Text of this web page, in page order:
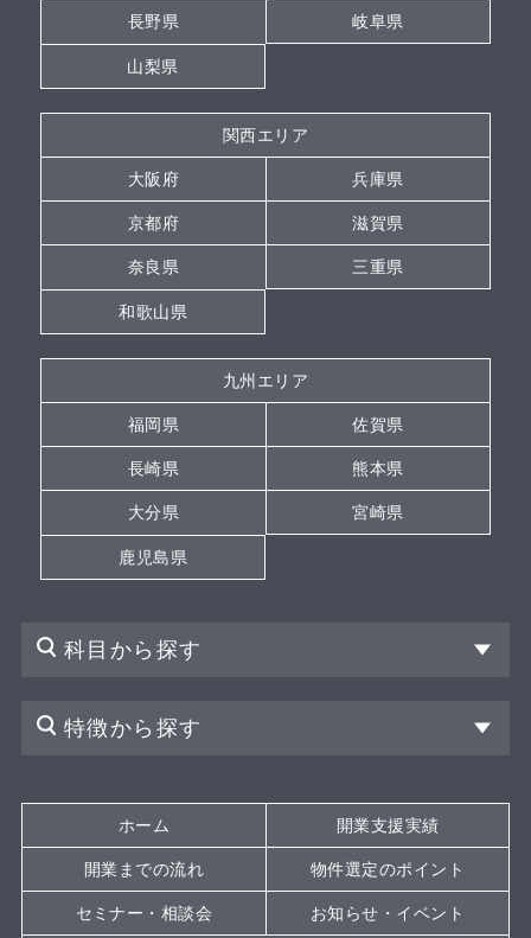
長野県 岐阜県
山梨県
関西エリア
大阪府 兵庫県
京都府 滋賀県
奈良県 三重県
和歌山県
九州エリア
福岡県 佐賀県
長崎県 熊本県
大分県 宮崎県
鹿児島県
科目から探す
特徴から探す
ホーム 開業支援実績
開業までの流れ 物件選定のポイント
セミナー・相談会 お知らせ・イベント